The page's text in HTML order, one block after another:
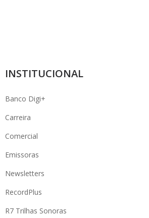
INSTITUCIONAL
Banco Digi+
Carreira
Comercial
Emissoras
Newsletters
RecordPlus
R7 Trilhas Sonoras